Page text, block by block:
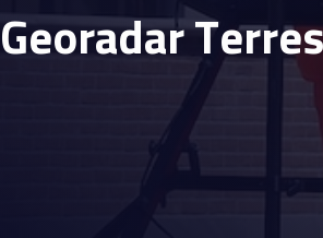
GeoradarTerres